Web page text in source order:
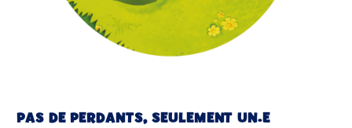
PAS DE PERDANTS, SEULEMENT UN.E